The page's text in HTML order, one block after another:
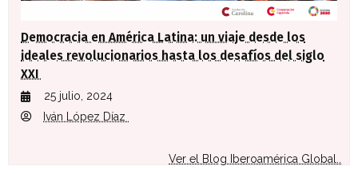
Democracia en América Latina: un viaje desde los
ideales revolucionarios hasta los desafíos del siglo
XXI
25 julio, 2024
Iván López Díaz
Ver el Blog Iberoamérica Global..